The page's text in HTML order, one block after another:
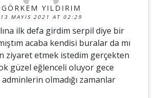
GÖRKEM YILDIRIM
13 MAYIS 2021 AT 02:29
ilk defa girdim serpil diye bir
acaba kendisi buralar da mı
ziyaret etmek istedim gerçekten
güzel eğlenceli oluyor gece
adminlerin olmadığı zamanlar